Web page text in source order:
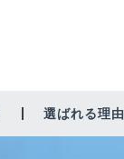
選ばれる理由